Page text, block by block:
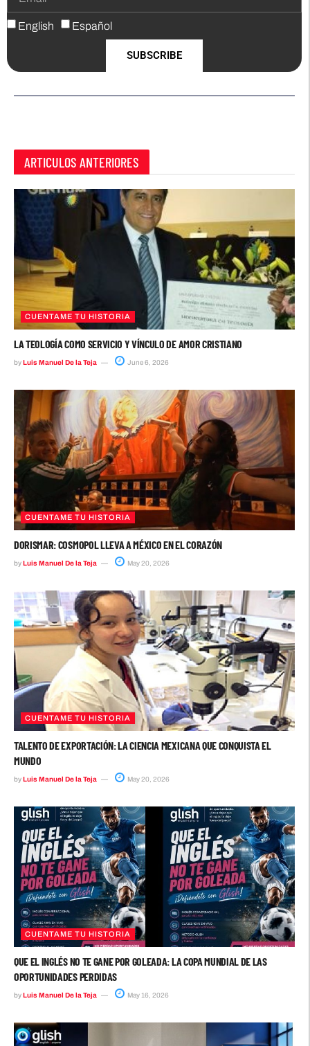
English Español
SUBSCRIBE
ARTICULOS ANTERIORES
CUENTAME TU HISTORIA
LA TEOLOGÍA COMO SERVICIO Y VÍNCULO DE AMOR CRISTIANO
byLuis Manuel De la Teja June 6, 2026
CUENTAME TU HISTORIA
DORISMAR: COSMOPOL LLEVA A MÉXICO EN EL CORAZÓN
byLuis Manuel De la Teja May 20, 2026
CUENTAME TU HISTORIA
TALENTO DE EXPORTACIÓN: LA CIENCIA MEXICANA QUE CONQUISTA EL
MUNDO
byLuis Manuel De la Teja May 20, 2026
CUENTAME TU HISTORIA
QUE EL INGLÉS NO TE GANE POR GOLEADA: LA COPA MUNDIAL DE LAS
OPORTUNIDADES PERDIDAS
byLuis Manuel De la Teja May 16, 2026